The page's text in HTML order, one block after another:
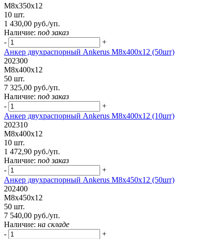
М8х350х12
10 шт.
1 430,00 руб./уп.
Наличие: под заказ
-
+
Анкер двухраспорный Ankerus М8х400х12 (50шт)
202300
М8х400х12
50 шт.
7 325,00 руб./уп.
Наличие: под заказ
-
+
Анкер двухраспорный Ankerus М8х400х12 (10шт)
202310
М8х400х12
10 шт.
1 472,90 руб./уп.
Наличие: под заказ
-
+
Анкер двухраспорный Ankerus М8х450х12 (50шт)
202400
М8х450х12
50 шт.
7 540,00 руб./уп.
Наличие: на складе
-
+